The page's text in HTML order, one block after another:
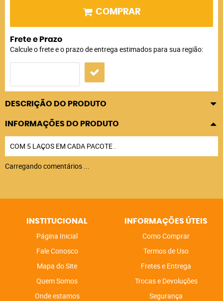
COMPRAR
Frete e Prazo
Calcule o frete e o prazo de entrega estimados para sua região:
DESCRIÇÃO DO PRODUTO
INFORMAÇÕES DO PRODUTO
COM 5 LAÇOS EM CADA PACOTE .
Carregando comentários ...
INSTITUCIONAL
Página Inicial
Fale Conosco
Mapa do Site
Quem Somos
Onde estamos
INFORMAÇÕES ÚTEIS
Como Comprar
Termos de Uso
Fretes e Entrega
Trocas e Devoluções
Segurança